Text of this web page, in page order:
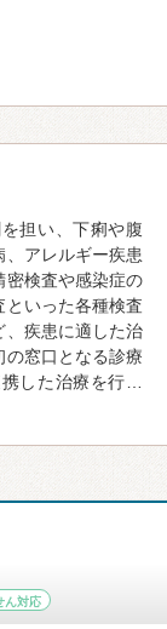
担い、下痢や腹
アレルギー疾患
密検査や感染症の
いった各種検査
、疾患に適した治
窓口となる診療
した治療を行…
ん対応